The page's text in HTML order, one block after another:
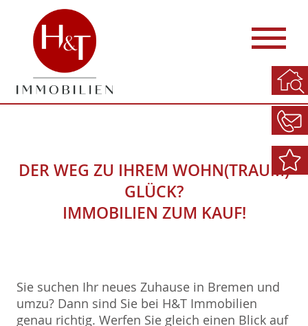
DER WEG ZU IHREM WOHN(TRAUM)
GLÜCK?
IMMOBILIEN ZUM KAUF!
Sie suchen Ihr neues Zuhause in Bremen und
umzu? Dann sind Sie bei H&T Immobilien
genau richtig. Werfen Sie gleich einen Blick auf